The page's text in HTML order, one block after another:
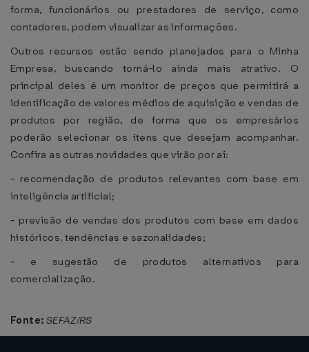
forma, funcionários ou prestadores de serviço, como
contadores, podem visualizar as informações.
Outros recursos estão sendo planejados para o Minha
Empresa, buscando torná-lo ainda mais atrativo. O
principal deles é um monitor de preços que permitirá a
identificação de valores médios de aquisição e vendas de
produtos por região, de forma que os empresários
poderão selecionar os itens que desejam acompanhar.
Confira as outras novidades que virão por aí:
- recomendação de produtos relevantes com base em
inteligência artificial;
- previsão de vendas dos produtos com base em dados
históricos, tendências e sazonalidades;
- e sugestão de produtos alternativos para
comercialização.
Fonte: SEFAZ/RS